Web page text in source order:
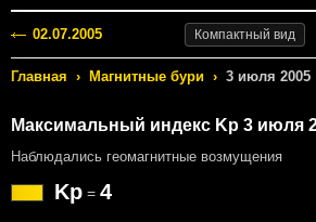
02.07.2005 Компактный вид
Главная › Магнитные бури › 3 июля 2005
Максимальный индекс Kp 3 июля
Наблюдались геомагнитные возмущения
Kp = 4